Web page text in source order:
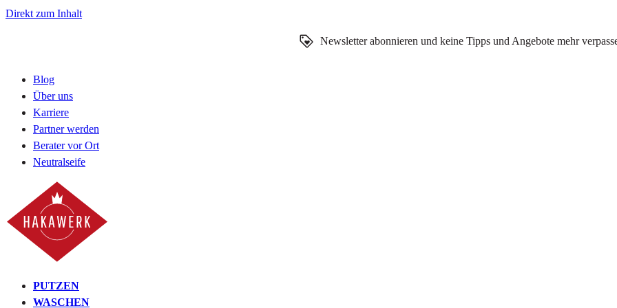
Direkt zum Inhalt
Newsletter abonnieren und keine Tipps und Angebote mehr
Blog
Über uns
Karriere
Partner werden
Berater vor Ort
Neutralseife
PUTZEN
WASCHEN